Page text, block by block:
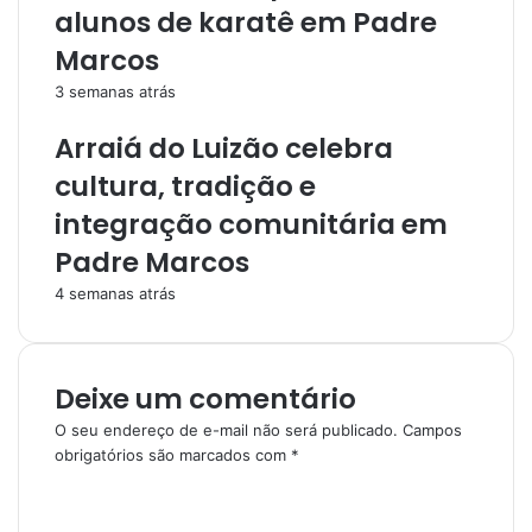
alunos de karatê em Padre
Marcos
3 semanas atrás
Arraiá do Luizão celebra
cultura, tradição e
integração comunitária em
Padre Marcos
4 semanas atrás
Deixe um comentário
O seu endereço de e-mail não será publicado. Campos
obrigatórios são marcados com *